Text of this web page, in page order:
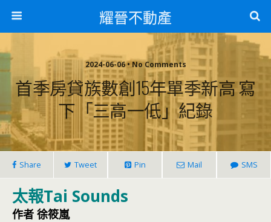
耀晉不動產
2024-06-06 • No Comments
首季房貸族數創15年單季新高 寫
下「三高一低」紀錄
Share Tweet Pin Mail SMS
太報Tai Sounds
作者 徐筱嵐